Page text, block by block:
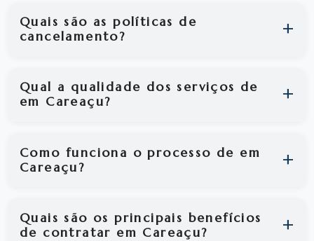
Quais são as políticas de
cancelamento?
Qual a qualidade dos serviços de
em Careaçu?
Como funciona o processo de em
Careaçu?
Quais são os principais benefícios
de contratar em Careaçu?